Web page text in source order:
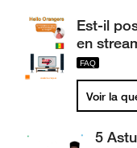
Est-il
en
Voir la
5